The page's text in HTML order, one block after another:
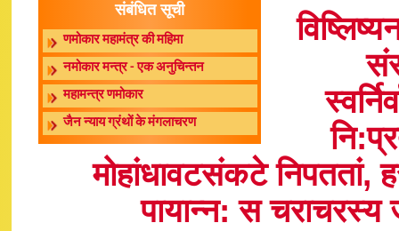
संबंधित सूची
णमोकार महामंत्र की महिमा
नमोकार मन्त्र - एक अनुचिन्तन
महामन्त्र णमोकार
जैन न्याय ग्रंथों के मंगलाचरण
मोहांधावटसंकटे निपततां,
पायान्न: स